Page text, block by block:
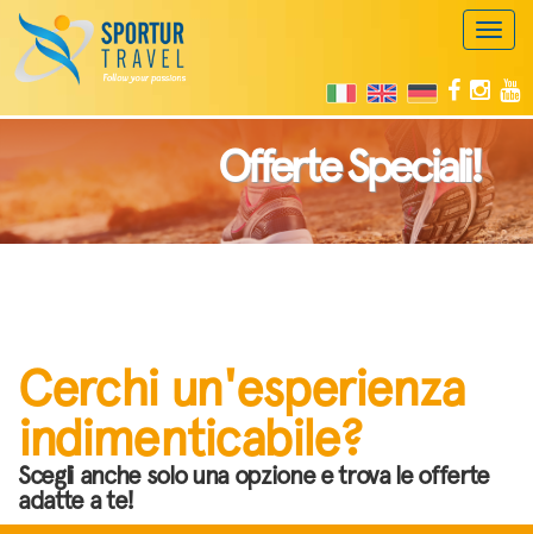
Offerte Speciali!
Cerchi un'esperienza
indimenticabile?
Scegli anche solo una opzione e trova le offerte
adatte a te!